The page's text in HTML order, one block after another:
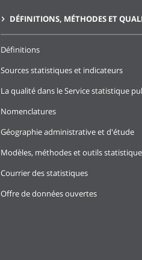
DÉFINITIONS, MÉTHODES ET
Définitions
Sources statistiques et indicateurs
La qualité dans le Service statistique
Nomenclatures
Géographie administrative et d'étude
Modèles, méthodes et outils
Courrier des statistiques
Offre de données ouvertes